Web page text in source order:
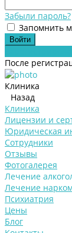
Забыли пароль?
Запомнить
После
Клиника
Назад
Клиника
Лицензии и
Юридическая
Сотрудники
Отзывы
Фотогалерея
Лечение
Лечение
Психиатрия
Цены
Блог